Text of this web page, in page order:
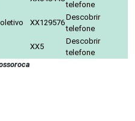
telefone
XX129576
Descobrir
telefone
XX5
Descobrir
telefone